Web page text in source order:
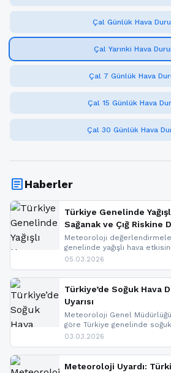
Çal Günlük Hava
Çal Yarınki Hava
Çal 7 Günlük Hava
Çal 15 Günlük Hava
Çal 30 Günlük Hava
articleHaberler
Türkiye Genelinde
Sağanak ve Çığ Riskine
Meteoroloji
genelinde yağışlı hava
bölgelerinde kar yağışı
ise çığ tehlikesi bulunuyor.
nedeniyle görüş
yaşanabileceği belirtiliyor.
05.03.2026
Türkiye’de Soğuk Hava
Uyarısı
Meteoroloji Genel
göre Türkiye genelinde
oluyor. Birçok il için kar
03.03.2026
Meteoroloji Uyardı: